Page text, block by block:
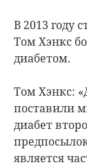
В 2013 году
Том Хэнкс
диабетом.
Том Хэнкс:
поставили
диабет
является